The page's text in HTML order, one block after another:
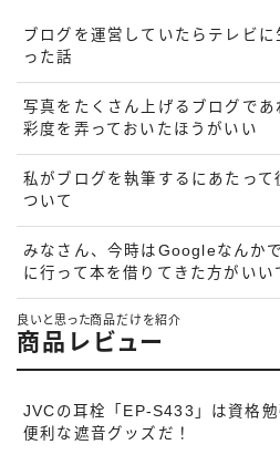
ブログを運営していたらテレビ
った話
写真をたくさん上げるブログで
彩度を弄っておいたほうがいい
私がブログを執筆するにあたって
ついて
みなさん、今時はGoogleなんか
に行って本を借りてきた方がいい
良いと思った商品だけを紹介
商品レビュー
JVCの耳栓「EP-S433」は資格
便利な遮音グッズだ！